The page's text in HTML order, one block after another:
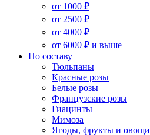
от 1000 ₽
от 2500 ₽
от 4000 ₽
от 6000 ₽ и выше
По составу
Тюльпаны
Красные розы
Белые розы
Французские розы
Гиацинты
Мимоза
Ягоды, фрукты и овощи